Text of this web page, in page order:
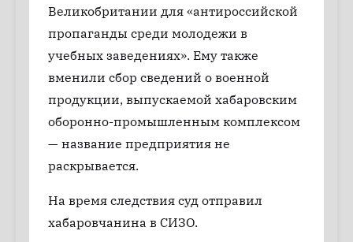
Великобритании для «антироссийской
пропаганды среди молодежи в
учебных заведениях». Ему также
вменили сбор сведений о военной
продукции, выпускаемой хабаровским
оборонно-промышленным комплексом
— название предприятия не
раскрывается.
На время следствия суд отправил
хабаровчанина в СИЗО.